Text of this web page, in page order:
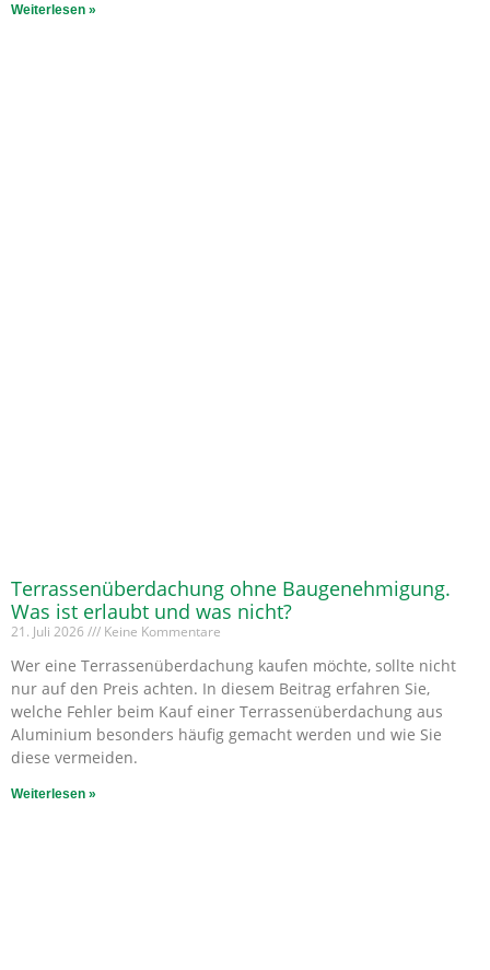
Weiterlesen »
Terrassenüberdachung ohne Baugenehmigung.
Was ist erlaubt und was nicht?
21. Juli 2026 Keine Kommentare
Wer eine Terrassenüberdachung kaufen möchte, sollte nicht
nur auf den Preis achten. In diesem Beitrag erfahren Sie,
welche Fehler beim Kauf einer Terrassenüberdachung aus
Aluminium besonders häufig gemacht werden und wie Sie
diese vermeiden.
Weiterlesen »